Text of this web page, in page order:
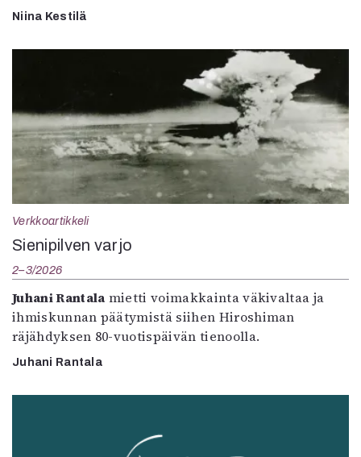
Niina Kestilä
Verkkoartikkeli
Sienipilven varjo
2–3/2026
Juhani Rantala mietti voimakkainta väkivaltaa ja
ihmiskunnan päätymistä siihen Hiroshiman
räjähdyksen 80-vuotispäivän tienoolla.
Juhani Rantala